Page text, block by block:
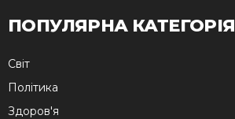
ПОПУЛЯРНА КАТЕГОРІЯ
Cвіт
Політика
Здоров'я